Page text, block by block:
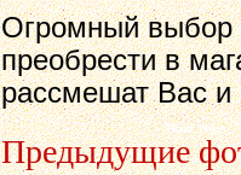
Огромный выбор
преобрести в
рассмешат Вас
Предыдущие